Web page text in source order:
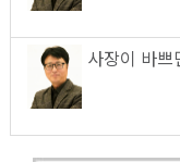
사장이 바쁘